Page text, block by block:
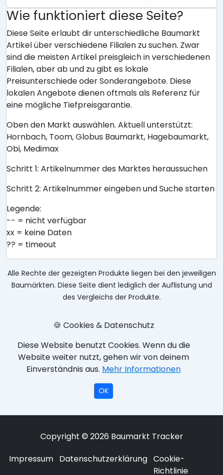
Wie funktioniert diese Seite?
Diese Seite erlaubt dir unterschiedliche Baumarkt
Artikel über verschiedene Filialen zu suchen. Zwar
sind die meisten Artikel preisgleich in verschiedenen
Filialen, aber ab und zu gibt es lokale
Preisunterschiede oder Sonderangebote. Diese
lokalen Angebote dienen oftmals als Referenz für
eine mögliche Tiefpreisgarantie.
Oben den Markt auswählen. Aktuell unterstützt:
Hornbach, Toom, Globus Baumarkt, Hagebaumarkt,
Obi, Medimax
Schritt 1: Artikelnummer des Marktes heraussuchen
Schritt 2: Artikelnummer eingeben und Suche starten
Legende:
-- = nicht verfügbar
xx = keine Daten
?? = timeout
Alle Rechte der gezeigten Produkte liegen bei den jeweiligen
Baumärkten. Diese Seite dient lediglich der Auflistung und
des Vergleichs der Produkte.
🍪 Cookies & Datenschutz
Diese Website benutzt Cookies. Wenn du die
Website weiter nutzt, gehen wir von deinem
Einverständnis aus. Mehr Informationen
OK
Copyright © 2026 Baumarkt Tracker
Impressum Datenschutzerklärung Cookie-
Richtlinie